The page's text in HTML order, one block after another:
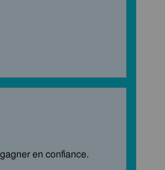
en confiance.